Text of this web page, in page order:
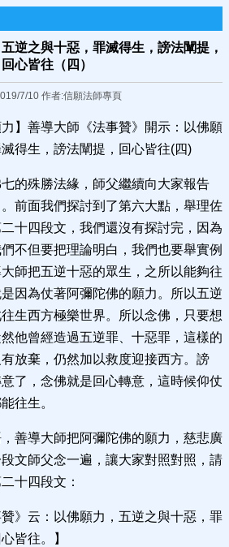
逆之與十惡，罪滅得生，謗法闡提，
回心皆往（四）
7/10 作者:信願法師專頁
力】善導大師《法事贊》開示：以佛願
得生，謗法闡提，回心皆往(四)
的殊勝法緣，師父繼續向大家報告
。前面我們探討到了第六大點，舉理佐
十四段文，我們還沒有探討完，因為
不但要把理論明白，我們也要舉實例
師把五逆十惡的眾生，之所以能夠往
因為仗著阿彌陀佛的願力。所以五逆
生西方極樂世界。所以念佛，只要想
他曾經造過五逆罪、十惡罪，這樣的
放棄，仍然加以救度迎接西方。謗
了，念佛就是回心轉意，這時候仰仗
往生。
善導大師把阿彌陀佛的願力，慈悲廣
文師父念一遍，讓大家對照對照，請
十四段文：
贊》云：以佛願力，五逆之與十惡，罪
皆往。】